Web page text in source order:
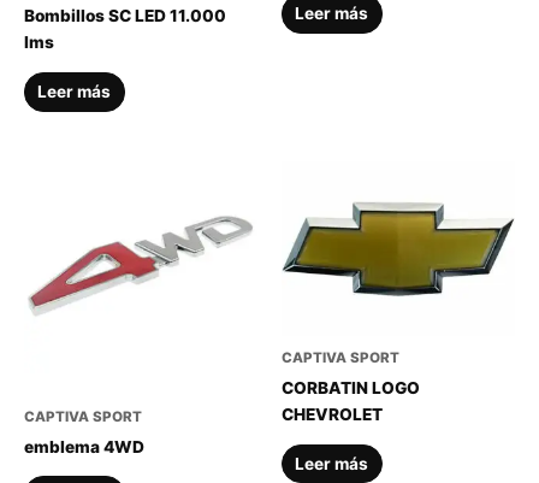
Bombillos SC LED 11.000
lms
Leer más
Leer más
CAPTIVA SPORT
emblema 4WD
CAPTIVA SPORT
CORBATIN LOGO
CHEVROLET
Leer más